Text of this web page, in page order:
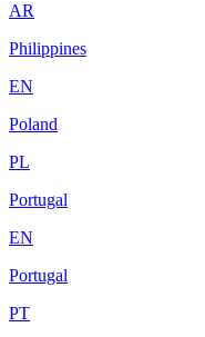
AR
Philippines
EN
Poland
PL
Portugal
EN
Portugal
PT